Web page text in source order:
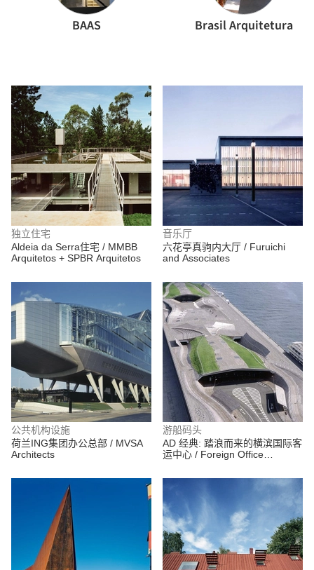
BAAS Brasil Arquitetura
独立住宅
Aldeia da Serra住宅 / MMBB
Arquitetos + SPBR Arquitetos
音乐厅
六花亭真驹内大厅 / Furuichi
and Associates
公共机构设施
荷兰ING集团办公总部 / MVSA
Architects
游船码头
AD 经典: 踏浪而来的横滨国际客
运中心 / Foreign Office